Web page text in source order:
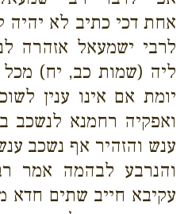
אחת דכי כתיב לא יהיה
לרבי ישמעאל אזהרה
ליה (שמות כב, יח)
יומת אם אינו ענין
ואפקיה רחמנא לנשכב
ענש והזהיר אף נשכב
והנרבע לבהמה אמר
עקיבא חייב שתים